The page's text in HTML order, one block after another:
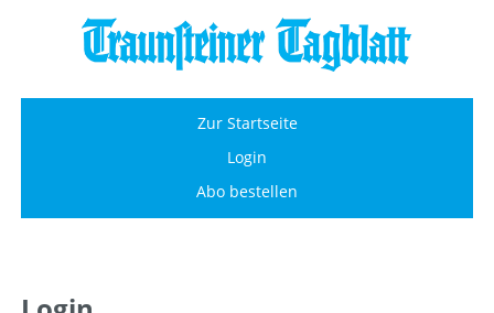
Zur Startseite
Login
Abo bestellen